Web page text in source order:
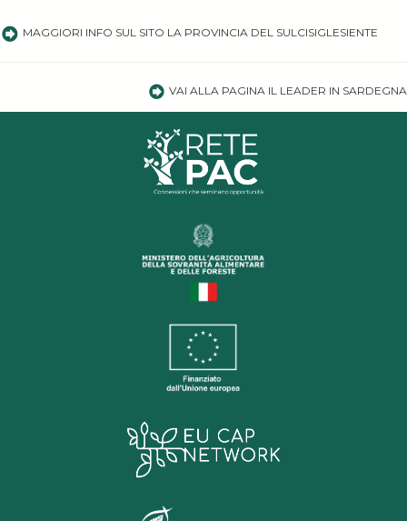
MAGGIORI INFO SUL SITO LA PROVINCIA DEL SULCISIGLESIENTE
VAI ALLA PAGINA IL LEADER IN SARDEGNA